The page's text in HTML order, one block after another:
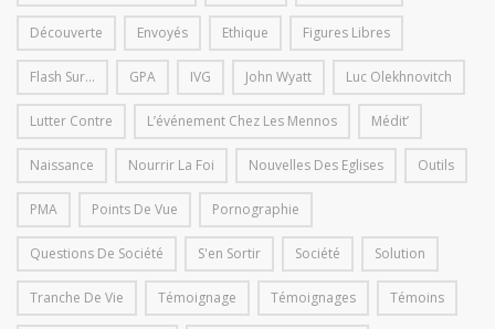
Découverte Envoyés Ethique Figures Libres
Flash Sur... GPA IVG John Wyatt Luc Olekhnovitch
Lutter Contre L’événement Chez Les Mennos Médit’
Naissance Nourrir La Foi Nouvelles Des Eglises Outils
PMA Points De Vue Pornographie
Questions De Société S'en Sortir Société Solution
Tranche De Vie Témoignage Témoignages Témoins